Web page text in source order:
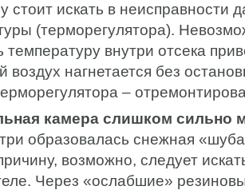
стоит искать в неисправности
(терморегулятора).
температуру внутри отсека
воздух нагнетается без
–
камера слишком сильно
образовалась снежная
возможно, следует
Через «ослабшие»